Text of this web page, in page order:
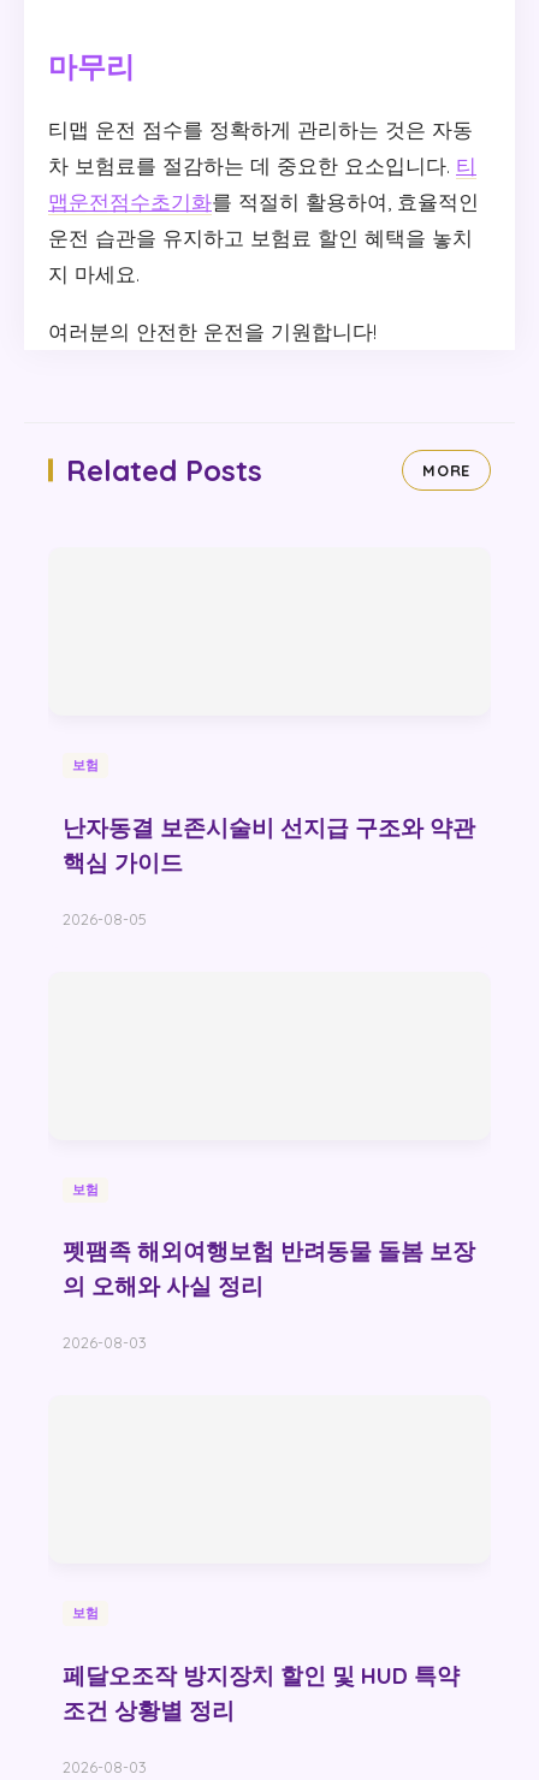
마무리
티맵 운전 점수를 정확하게 관리하는 것은 자동
차 보험료를 절감하는 데 중요한 요소입니다. 티
맵운전점수초기화를 적절히 활용하여, 효율적인
운전 습관을 유지하고 보험료 할인 혜택을 놓치
지 마세요.
여러분의 안전한 운전을 기원합니다!
Related Posts MORE
보험
난자동결 보존시술비 선지급 구조와 약관
핵심 가이드
2026-08-05
보험
펫팸족 해외여행보험 반려동물 돌봄 보장
의 오해와 사실 정리
2026-08-03
보험
페달오조작 방지장치 할인 및 HUD 특약
조건 상황별 정리
2026-08-03